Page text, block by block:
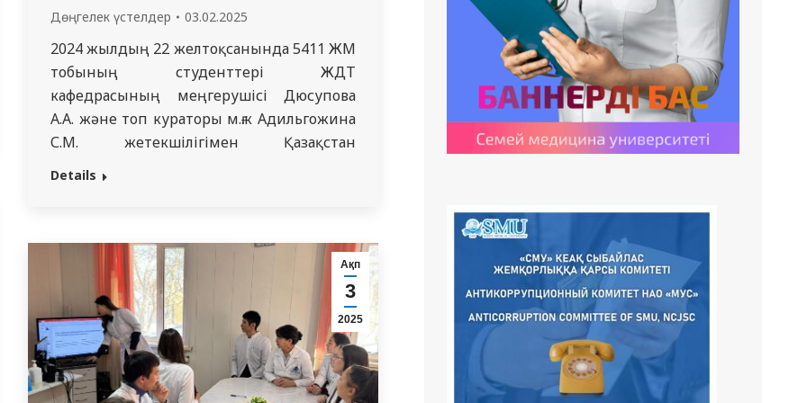
Дөңгелек үстелдер 03.02.2025
2024 жылдың 22 желтоқсанында 5411 ЖМ
тобының студенттері ЖДТ
кафедрасының меңгерушісі Дюсупова
А.А. және топ кураторы м.ғ.к Адильгожина
С.М. жетекшілігімен Қазақстан
Республикасының ең басты ұлттық
студенттердің Тәуелсіздік күнінің
маңызы туралы білімдерін тереңдету,
патриоттық рухты нығайту және өз елінің
тарихы мен мәдениетіне деген…
Details
Ақп
3
2025